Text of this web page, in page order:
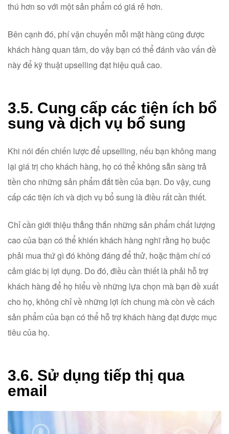
thú hơn so với một sản phẩm có giá rẻ hơn.
Bên cạnh đó, phí vận chuyển mỗi mặt hàng cũng được
khách hàng quan tâm, do vậy bạn có thể đánh vào vấn đề
này để kỹ thuật upselling đạt hiệu quả cao.
3.5. Cung cấp các tiện ích bổ
sung và dịch vụ bổ sung
Khi nói đến chiến lược để upselling, nếu bạn không mang
lại giá trị cho khách hàng, họ có thể không sẵn sàng trả
tiền cho những sản phẩm đắt tiền của bạn. Do vậy, cung
cấp các tiện ích và dịch vụ bổ sung là điều rất cần thiết.
Chỉ cần giới thiệu thẳng thắn những sản phẩm chất lượng
cao của bạn có thể khiến khách hàng nghĩ rằng họ buộc
phải mua thứ gì đó không đáng để thử, hoặc thậm chí có
cảm giác bị lợi dụng. Do đó, điều cần thiết là phải hỗ trợ
khách hàng để họ hiểu về những lựa chọn mà bạn đề xuất
cho họ, không chỉ về những lợi ích chung mà còn về cách
sản phẩm của bạn có thể hỗ trợ khách hàng đạt được mục
tiêu của họ.
3.6. Sử dụng tiếp thị qua
email